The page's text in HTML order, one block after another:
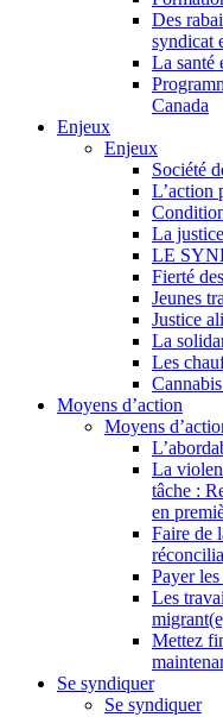
Des
syndicat
La santé
Canada
Enjeux
Enjeux
Société
L’action
La
LE
Fierté
Jeunes
Justice
La
Les
Moyens d’action
Moyens
La
tâche :
en
Faire de
Payer
Les
Mettez
Se syndiquer
Se syndiquer